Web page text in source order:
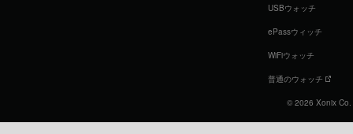
USBウォッチ
ePassウィッチ
WiFiウォッチ
普通のウォッチ
© 2026 Xonix